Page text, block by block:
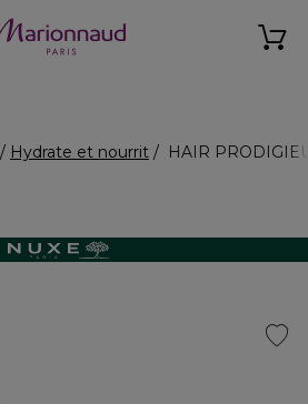
Hydrate et nourrit HAIR